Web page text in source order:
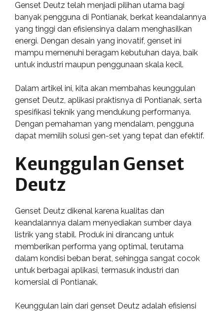
Genset Deutz telah menjadi pilihan utama bagi
banyak pengguna di Pontianak, berkat keandalannya
yang tinggi dan efisiensinya dalam menghasilkan
energi. Dengan desain yang inovatif, genset ini
mampu memenuhi beragam kebutuhan daya, baik
untuk industri maupun penggunaan skala kecil.
Dalam artikel ini, kita akan membahas keunggulan
genset Deutz, aplikasi praktisnya di Pontianak, serta
spesifikasi teknik yang mendukung performanya.
Dengan pemahaman yang mendalam, pengguna
dapat memilih solusi gen-set yang tepat dan efektif.
Keunggulan Genset
Deutz
Genset Deutz dikenal karena kualitas dan
keandalannya dalam menyediakan sumber daya
listrik yang stabil. Produk ini dirancang untuk
memberikan performa yang optimal, terutama
dalam kondisi beban berat, sehingga sangat cocok
untuk berbagai aplikasi, termasuk industri dan
komersial di Pontianak.
Keunggulan lain dari genset Deutz adalah efisiensi